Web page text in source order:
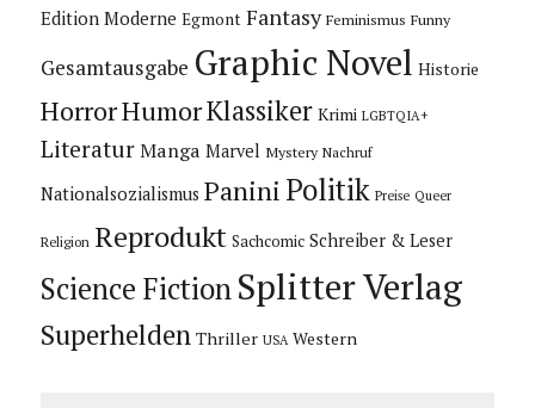
Edition Moderne Egmont Fantasy Feminismus Funny
Gesamtausgabe Graphic Novel Historie
HorrorHumorKlassiker Krimi LGBTQIA+
Literatur Manga Marvel Mystery Nachruf
Nationalsozialismus Panini Politik Preise Queer
Religion Reprodukt Sachcomic Schreiber & Leser
Science Fiction Splitter Verlag
Superhelden Thriller USA Western